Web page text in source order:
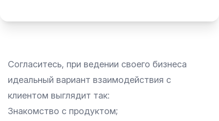
Согласитесь, при ведении своего бизнеса
идеальный вариант взаимодействия с
клиентом выглядит так:
Знакомство с продуктом;